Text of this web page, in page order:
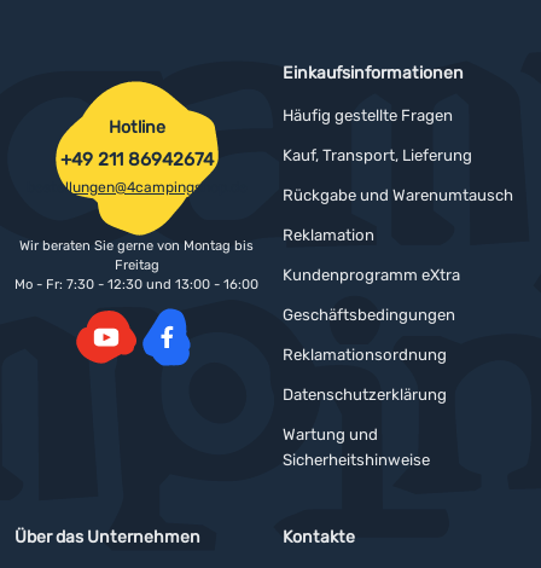
Einkaufsinformationen
Häufig gestellte Fragen
Kauf, Transport, Lieferung
Rückgabe und Warenumtausch
Reklamation
Kundenprogramm eXtra
Geschäftsbedingungen
Reklamationsordnung
Datenschutzerklärung
Wartung und
Sicherheitshinweise
Über das Unternehmen Kontakte
Hotline
+49 211 86942674
bestellungen@4campingshop.de
Wir beraten Sie gerne von Montag bis
Freitag
Mo - Fr: 7:30 - 12:30 und 13:00 - 16:00